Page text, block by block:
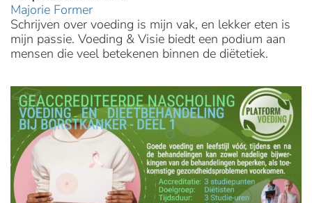
Majorie Former
Schrijven over voeding is mijn vak, en lekker eten is
mijn passie. Voeding & Visie biedt een podium aan
mensen die veel betekenen binnen de diëtetiek.